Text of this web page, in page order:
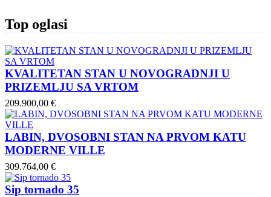
Top oglasi
KVALITETAN STAN U NOVOGRADNJI U
PRIZEMLJU SA VRTOM
209.900,00 €
LABIN, DVOSOBNI STAN NA PRVOM KATU
MODERNE VILLE
309.764,00 €
Sip tornado 35